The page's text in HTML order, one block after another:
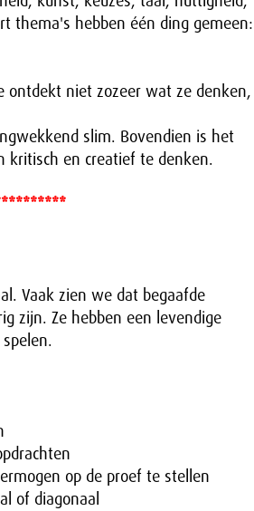
thema's hebben één ding gemeen:
ontdekt niet zozeer wat ze denken,
slim. Bovendien is het
kritisch en creatief te denken.
Vaak zien we dat begaafde
zijn. Ze hebben een levendige
op de proef te stellen
of diagonaal